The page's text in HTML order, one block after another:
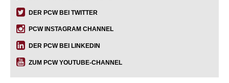
DER PCW BEI TWITTER
PCW INSTAGRAM CHANNEL
DER PCW BEI LINKEDIN
ZUM PCW YOUTUBE-CHANNEL